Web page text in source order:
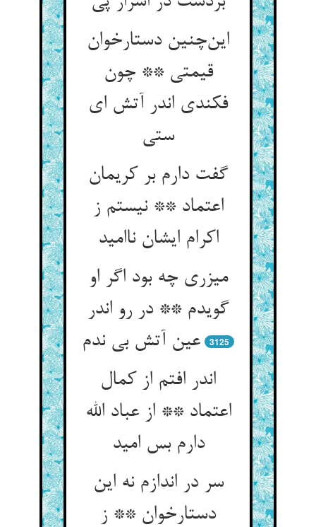
این‌چنین دستارخوان
قیمتی ** چون
فکندی اندر آتش ای
ستی
گفت دارم بر کریمان
اعتماد ** نیستم ز
اکرام ایشان ناامید
میزری چه بود اگر او
گویدم ** در رو اندر
عین آتش بی ندم
3125
اندر افتم از کمال
اعتماد ** از عباد الله
دارم بس امید
سر در اندازم نه این
دستارخوان ** ز